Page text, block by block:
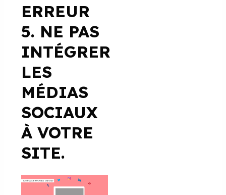
ERREUR
5. NE PAS
INTÉGRER
LES
MÉDIAS
SOCIAUX
À VOTRE
SITE.